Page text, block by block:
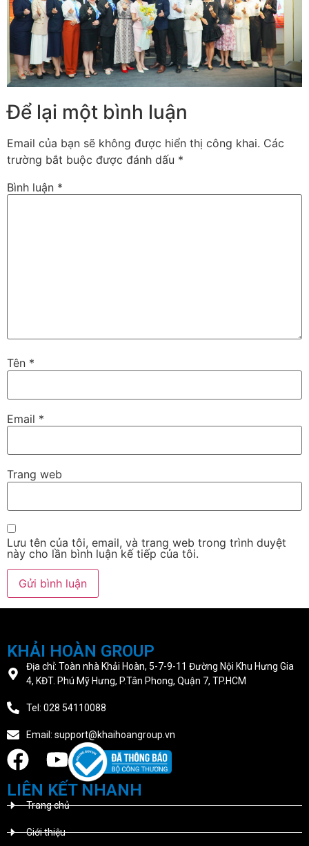
Để lại một bình luận
Email của bạn sẽ không được hiển thị công khai. Các
trường bắt buộc được đánh dấu *
Bình luận *
Tên *
Email *
Trang web
Lưu tên của tôi, email, và trang web trong trình duyệt
này cho lần bình luận kế tiếp của tôi.
KHẢI HOÀN GROUP
Địa chỉ: Toàn nhà Khải Hoàn, 5-7-9-11 Đường Nội Khu Hưng Gia
4, KĐT. Phú Mỹ Hưng, P.Tân Phong, Quận 7, TP.HCM
Tel: 028 54110088
Email: support@khaihoangroup.vn
LIÊN KẾT NHANH
Trang chủ
Giới thiệu